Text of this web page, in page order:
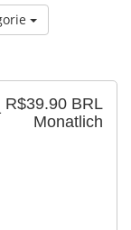
R$39.90 BRL
Monatlich